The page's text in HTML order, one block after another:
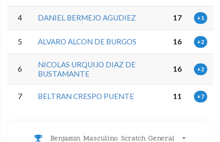
4 DANIEL BERMEJO AGUDIEZ 17 +1
5 ALVARO ALCON DE BURGOS 16 +2
6
NICOLAS URQUIJO DIAZ DE
BUSTAMANTE
16 +2
7 BELTRAN CRESPO PUENTE 11 +7
Benjamin Masculino Scratch General